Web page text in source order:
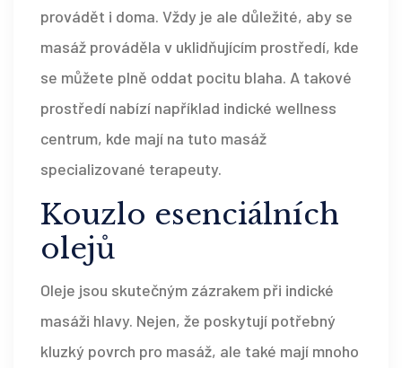
provádět i doma. Vždy je ale důležité, aby se
masáž prováděla v uklidňujícím prostředí, kde
se můžete plně oddat pocitu blaha. A takové
prostředí nabízí například indické wellness
centrum, kde mají na tuto masáž
specializované terapeuty.
Kouzlo esenciálních
olejů
Oleje jsou skutečným zázrakem při indické
masáži hlavy. Nejen, že poskytují potřebný
kluzký povrch pro masáž, ale také mají mnoho